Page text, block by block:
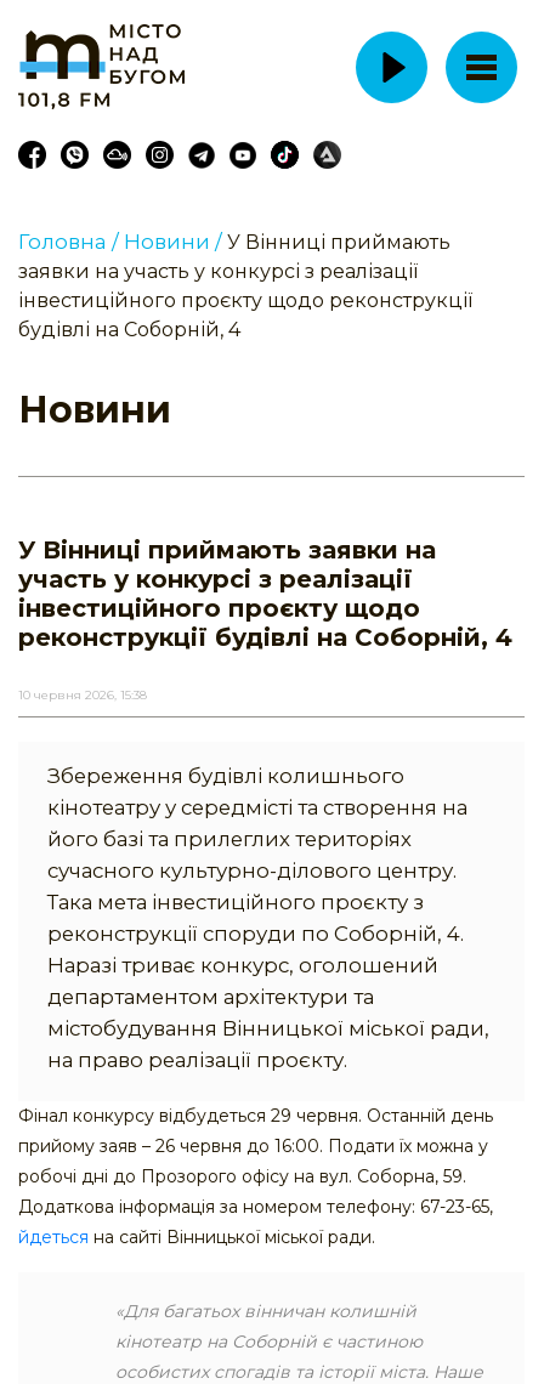
Головна / Новини / У Вінниці приймають
заявки на участь у конкурсі з реалізації
інвестиційного проєкту щодо реконструкції
будівлі на Соборній, 4
Новини
У Вінниці приймають заявки на
участь у конкурсі з реалізації
інвестиційного проєкту щодо
реконструкції будівлі на Соборній, 4
10 червня 2026, 15:38
Збереження будівлі колишнього
кінотеатру у середмісті та створення на
його базі та прилеглих територіях
сучасного культурно-ділового центру.
Така мета інвестиційного проєкту з
реконструкції споруди по Соборній, 4.
Наразі триває конкурс, оголошений
департаментом архітектури та
містобудування Вінницької міської ради,
на право реалізації проєкту.
Фінал конкурсу відбудеться 29 червня. Останній день
прийому заяв – 26 червня до 16:00. Подати їх можна у
робочі дні до Прозорого офісу на вул. Соборна, 59.
Додаткова інформація за номером телефону: 67-23-65,
йдеться на сайті Вінницької міської ради.
«Для багатьох вінничан колишній
кінотеатр на Соборній є частиною
особистих спогадів та історії міста. Наше